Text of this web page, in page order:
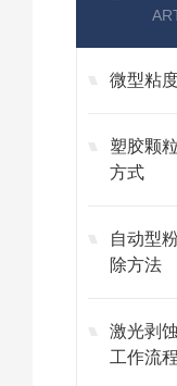
微型粘
塑胶颗
方式
自动型
除方法
激光剥
工作流程